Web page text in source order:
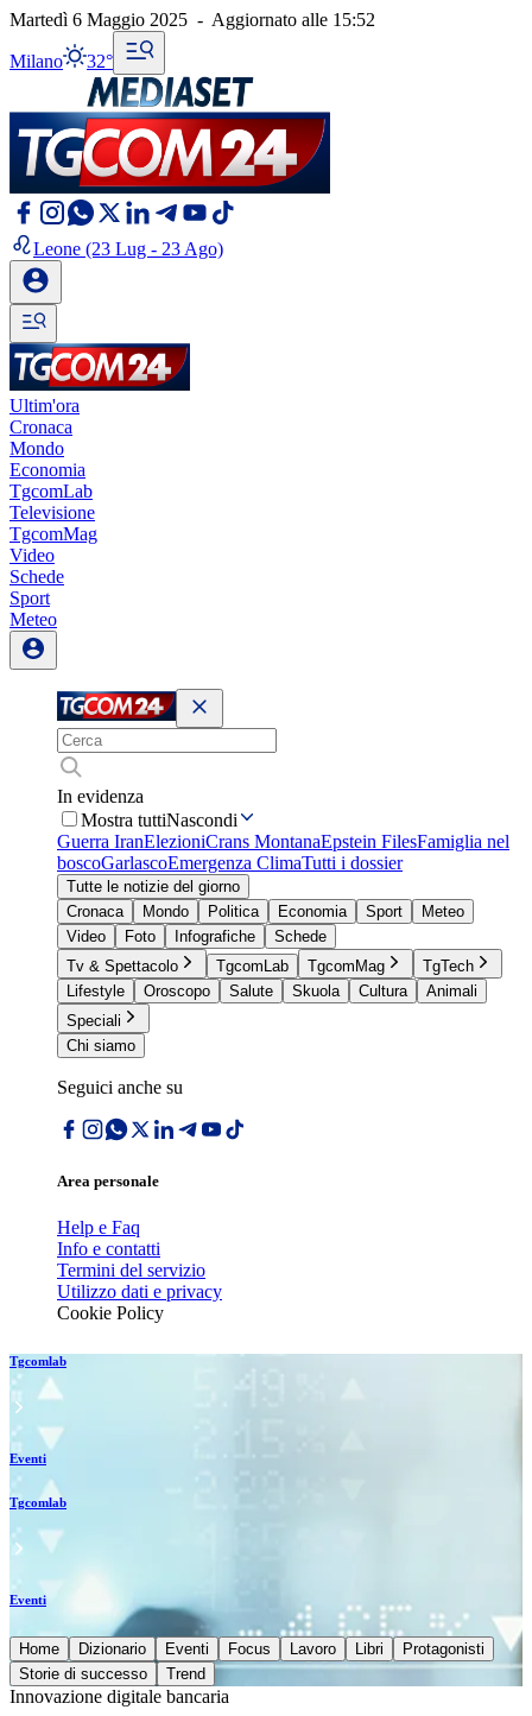
Martedì 6 Maggio 2025 - Aggiornato alle 15:52
Milano 32°
Leone (23 Lug - 23 Ago)
Ultim'ora
Cronaca
Mondo
Economia
TgcomLab
Televisione
TgcomMag
Video
Schede
Sport
Meteo
In evidenza
Mostra tuttiNascondi
Guerra IranElezioniCrans MontanaEpstein FilesFamiglia nel
boscoGarlascoEmergenza ClimaTutti i dossier
Tutte le notizie del giorno
Cronaca
Mondo Politica Economia Sport
Meteo
Video
Foto Infografiche
Schede
Tv & Spettacolo
TgcomLab TgcomMag
TgTech
Lifestyle
Oroscopo Salute Skuola Cultura
Animali
Speciali
Chi siamo
Seguici anche su
Area personale
Help e Faq
Info e contatti
Termini del servizio
Utilizzo dati e privacy
Cookie Policy
Tgcomlab
Eventi
Tgcomlab
Eventi
Home Dizionario Eventi Focus Lavoro Libri
Protagonisti
Storie di successo
Trend
Innovazione digitale bancaria